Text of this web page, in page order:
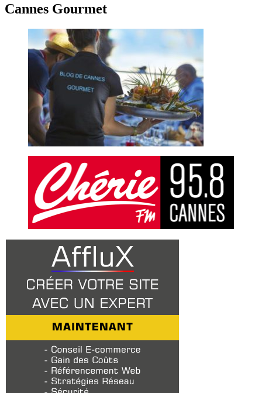
Cannes Gourmet